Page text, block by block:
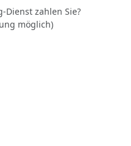
Dienst zahlen Sie?
möglich)